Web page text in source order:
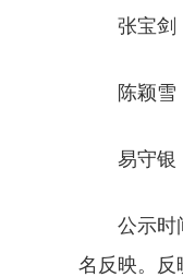
张宝剑
陈颖
易守银
公示时
名反映。反